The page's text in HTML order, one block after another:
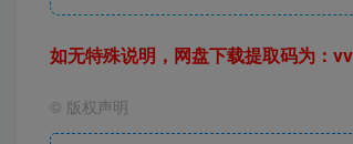
如无特殊说明，网盘下载提取码为：
© 版权声明